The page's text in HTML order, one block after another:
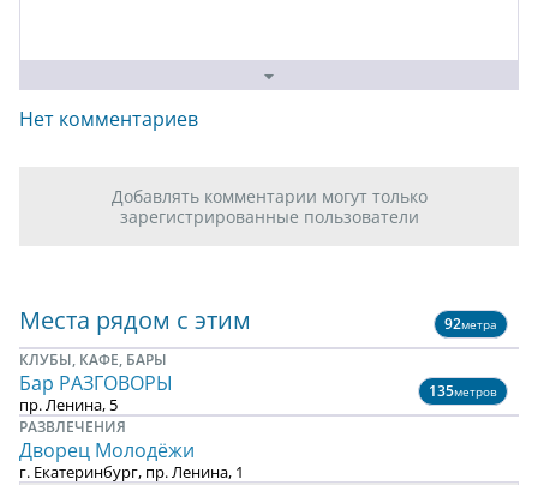
Нет комментариев
Добавлять комментарии могут только
зарегистрированные пользователи
Места рядом с этим 92метра
КЛУБЫ, КАФЕ, БАРЫ
Бар РАЗГОВОРЫ
пр. Ленина, 5
135метров
РАЗВЛЕЧЕНИЯ
Дворец Молодёжи
г. Екатеринбург, пр. Ленина, 1